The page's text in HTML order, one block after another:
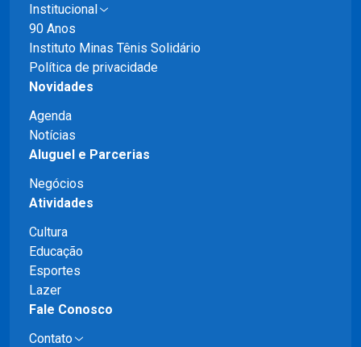
Institucional
90 Anos
Instituto Minas Tênis Solidário
Política de privacidade
Novidades
Agenda
Notícias
Aluguel e Parcerias
Negócios
Atividades
Cultura
Educação
Esportes
Lazer
Fale Conosco
Contato